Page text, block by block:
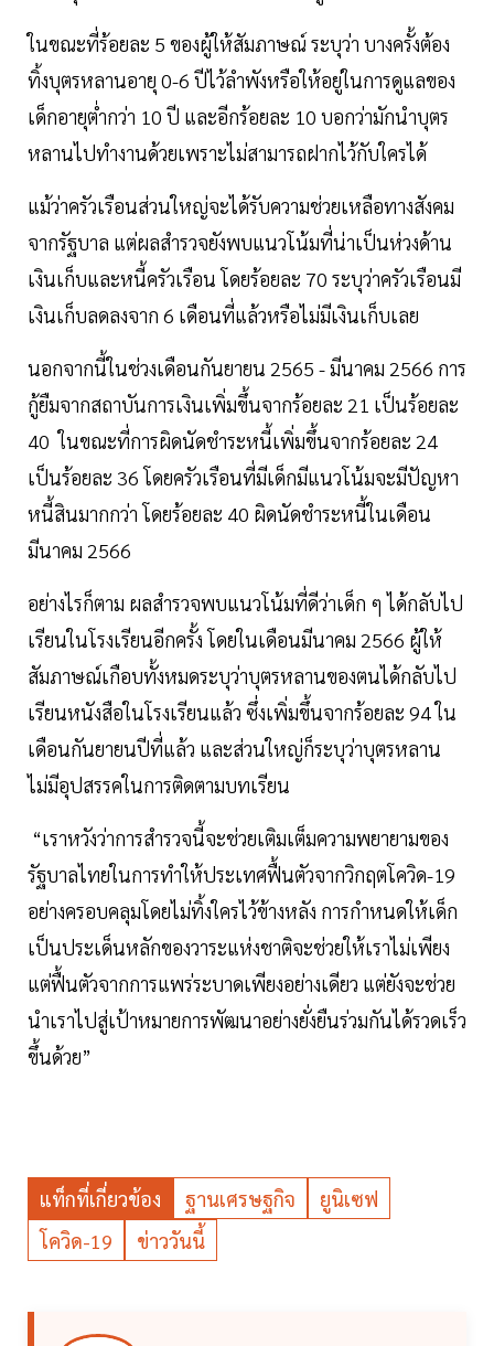
ในขณะที่ร้อยละ 5 ของผู้ให้สัมภาษณ์ ระบุว่า บางครั้งต้อง
ทิ้งบุตรหลานอายุ 0-6 ปีไว้ลำพังหรือให้อยู่ในการดูแลของ
เด็กอายุต่ำกว่า 10 ปี และอีกร้อยละ 10 บอกว่ามักนำบุตร
หลานไปทำงานด้วยเพราะไม่สามารถฝากไว้กับใครได้
แม้ว่าครัวเรือนส่วนใหญ่จะได้รับความช่วยเหลือทางสังคม
จากรัฐบาล แต่ผลสำรวจยังพบแนวโน้มที่น่าเป็นห่วงด้าน
เงินเก็บและหนี้ครัวเรือน โดยร้อยละ 70 ระบุว่าครัวเรือนมี
เงินเก็บลดลงจาก 6 เดือนที่แล้วหรือไม่มีเงินเก็บเลย
นอกจากนี้ในช่วงเดือนกันยายน 2565 - มีนาคม 2566 การ
กู้ยืมจากสถาบันการเงินเพิ่มขึ้นจากร้อยละ 21 เป็นร้อยละ
40 ในขณะที่การผิดนัดชำระหนี้เพิ่มขึ้นจากร้อยละ 24
เป็นร้อยละ 36 โดยครัวเรือนที่มีเด็กมีแนวโน้มจะมีปัญหา
หนี้สินมากกว่า โดยร้อยละ 40 ผิดนัดชำระหนี้ในเดือน
มีนาคม 2566
อย่างไรก็ตาม ผลสำรวจพบแนวโน้มที่ดีว่าเด็ก ๆ ได้กลับไป
เรียนในโรงเรียนอีกครั้ง โดยในเดือนมีนาคม 2566 ผู้ให้
สัมภาษณ์เกือบทั้งหมดระบุว่าบุตรหลานของตนได้กลับไป
เรียนหนังสือในโรงเรียนแล้ว ซึ่งเพิ่มขึ้นจากร้อยละ 94 ใน
เดือนกันยายนปีที่แล้ว และส่วนใหญ่ก็ระบุว่าบุตรหลาน
ไม่มีอุปสรรคในการติดตามบทเรียน
“เราหวังว่าการสำรวจนี้จะช่วยเติมเต็มความพยายามของ
รัฐบาลไทยในการทำให้ประเทศฟื้นตัวจากวิกฤตโควิด-19
อย่างครอบคลุมโดยไม่ทิ้งใครไว้ข้างหลัง การกำหนดให้เด็ก
เป็นประเด็นหลักของวาระแห่งชาติจะช่วยให้เราไม่เพียง
แต่ฟื้นตัวจากการแพร่ระบาดเพียงอย่างเดียว แต่ยังจะช่วย
นำเราไปสู่เป้าหมายการพัฒนาอย่างยั่งยืนร่วมกันได้รวดเร็ว
ขึ้นด้วย”
แท็กที่เกี่ยวข้อง ฐานเศรษฐกิจ
ยูนิเซฟ
โควิด-19
ข่าววันนี้